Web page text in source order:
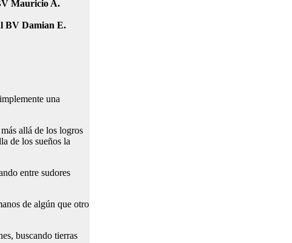
Mauricio A.
BV Damian E.
una
allá de los logros
de los sueños la
entre sudores
de algún que otro
buscando tierras